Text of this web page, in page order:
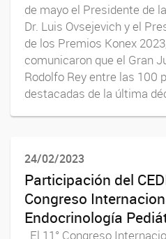
de mayo el Presidente de
Dr. Luis Ovsejevich y el
de los Premios Konex
comunicaron que el Gran
Rodolfo Rey entre las 100
destacadas de la última
24/02/2023
Participación del
Congreso
Endocrinología
El 11° Congreso